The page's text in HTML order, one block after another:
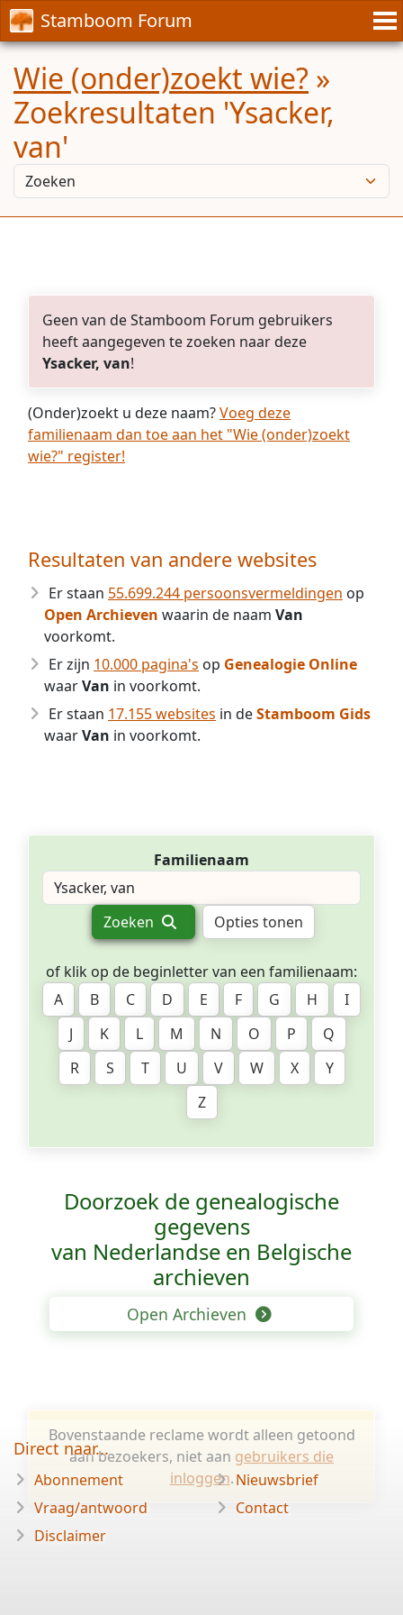
Stamboom Forum
Wie (onder)zoekt wie? »
Zoekresultaten 'Ysacker,
van'
Geen van de Stamboom Forum gebruikers
heeft aangegeven te zoeken naar deze
Ysacker, van!
(Onder)zoekt u deze naam?Voeg deze
familienaam dan toe aan het "Wie (onder)zoekt
wie?" register!
Resultaten van andere websites
Er staan 55.699.244 persoonsvermeldingen op
Open Archieven waarin de naam Van
voorkomt.
Er zijn 10.000 pagina's op Genealogie Online
waarVan in voorkomt.
Er staan 17.155 websites in deStamboom Gids
waarVan in voorkomt.
Familienaam
Zoeken Opties tonen
of klik op de beginletter van een familienaam:
A
B C D E F G H
I
J
K L M N O P
Q
R
S T U V W X
Y
Z
Doorzoek de genealogische
gegevens
van Nederlandse en Belgische
archieven
Open Archieven
Bovenstaande reclame wordt alleen getoond
aan bezoekers, niet aan gebruikers die
inloggen.
Direct naar...
Abonnement
Vraag/antwoord
Disclaimer
Nieuwsbrief
Contact